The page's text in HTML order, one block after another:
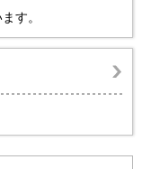
す。